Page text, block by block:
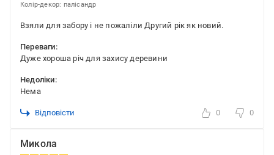
Колір-декор: палісандр
Взяли для забору і не пожаліли Другий рік як новий.
Переваги:
Дуже хороша річ для захису деревини
Недоліки:
Нема
Відповісти 0 0
Микола